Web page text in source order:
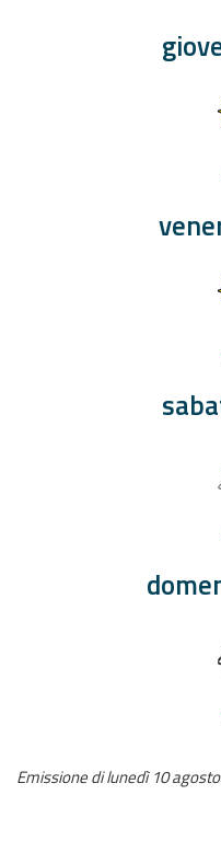
Aggiornamenti
Guida per gli
Emissione di lunedì 10